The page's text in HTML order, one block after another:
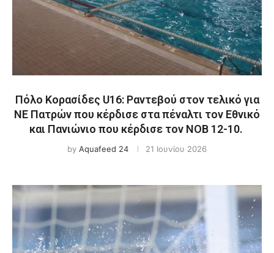
Πόλο Κορασίδες U16: Ραντεβού στον τελικό για
ΝΕ Πατρών που κέρδισε στα πέναλτι τον Εθνικό
και Πανιώνιο που κέρδισε τον ΝΟΒ 12-10.
by Aquafeed 24 21 Ιουνίου 2026